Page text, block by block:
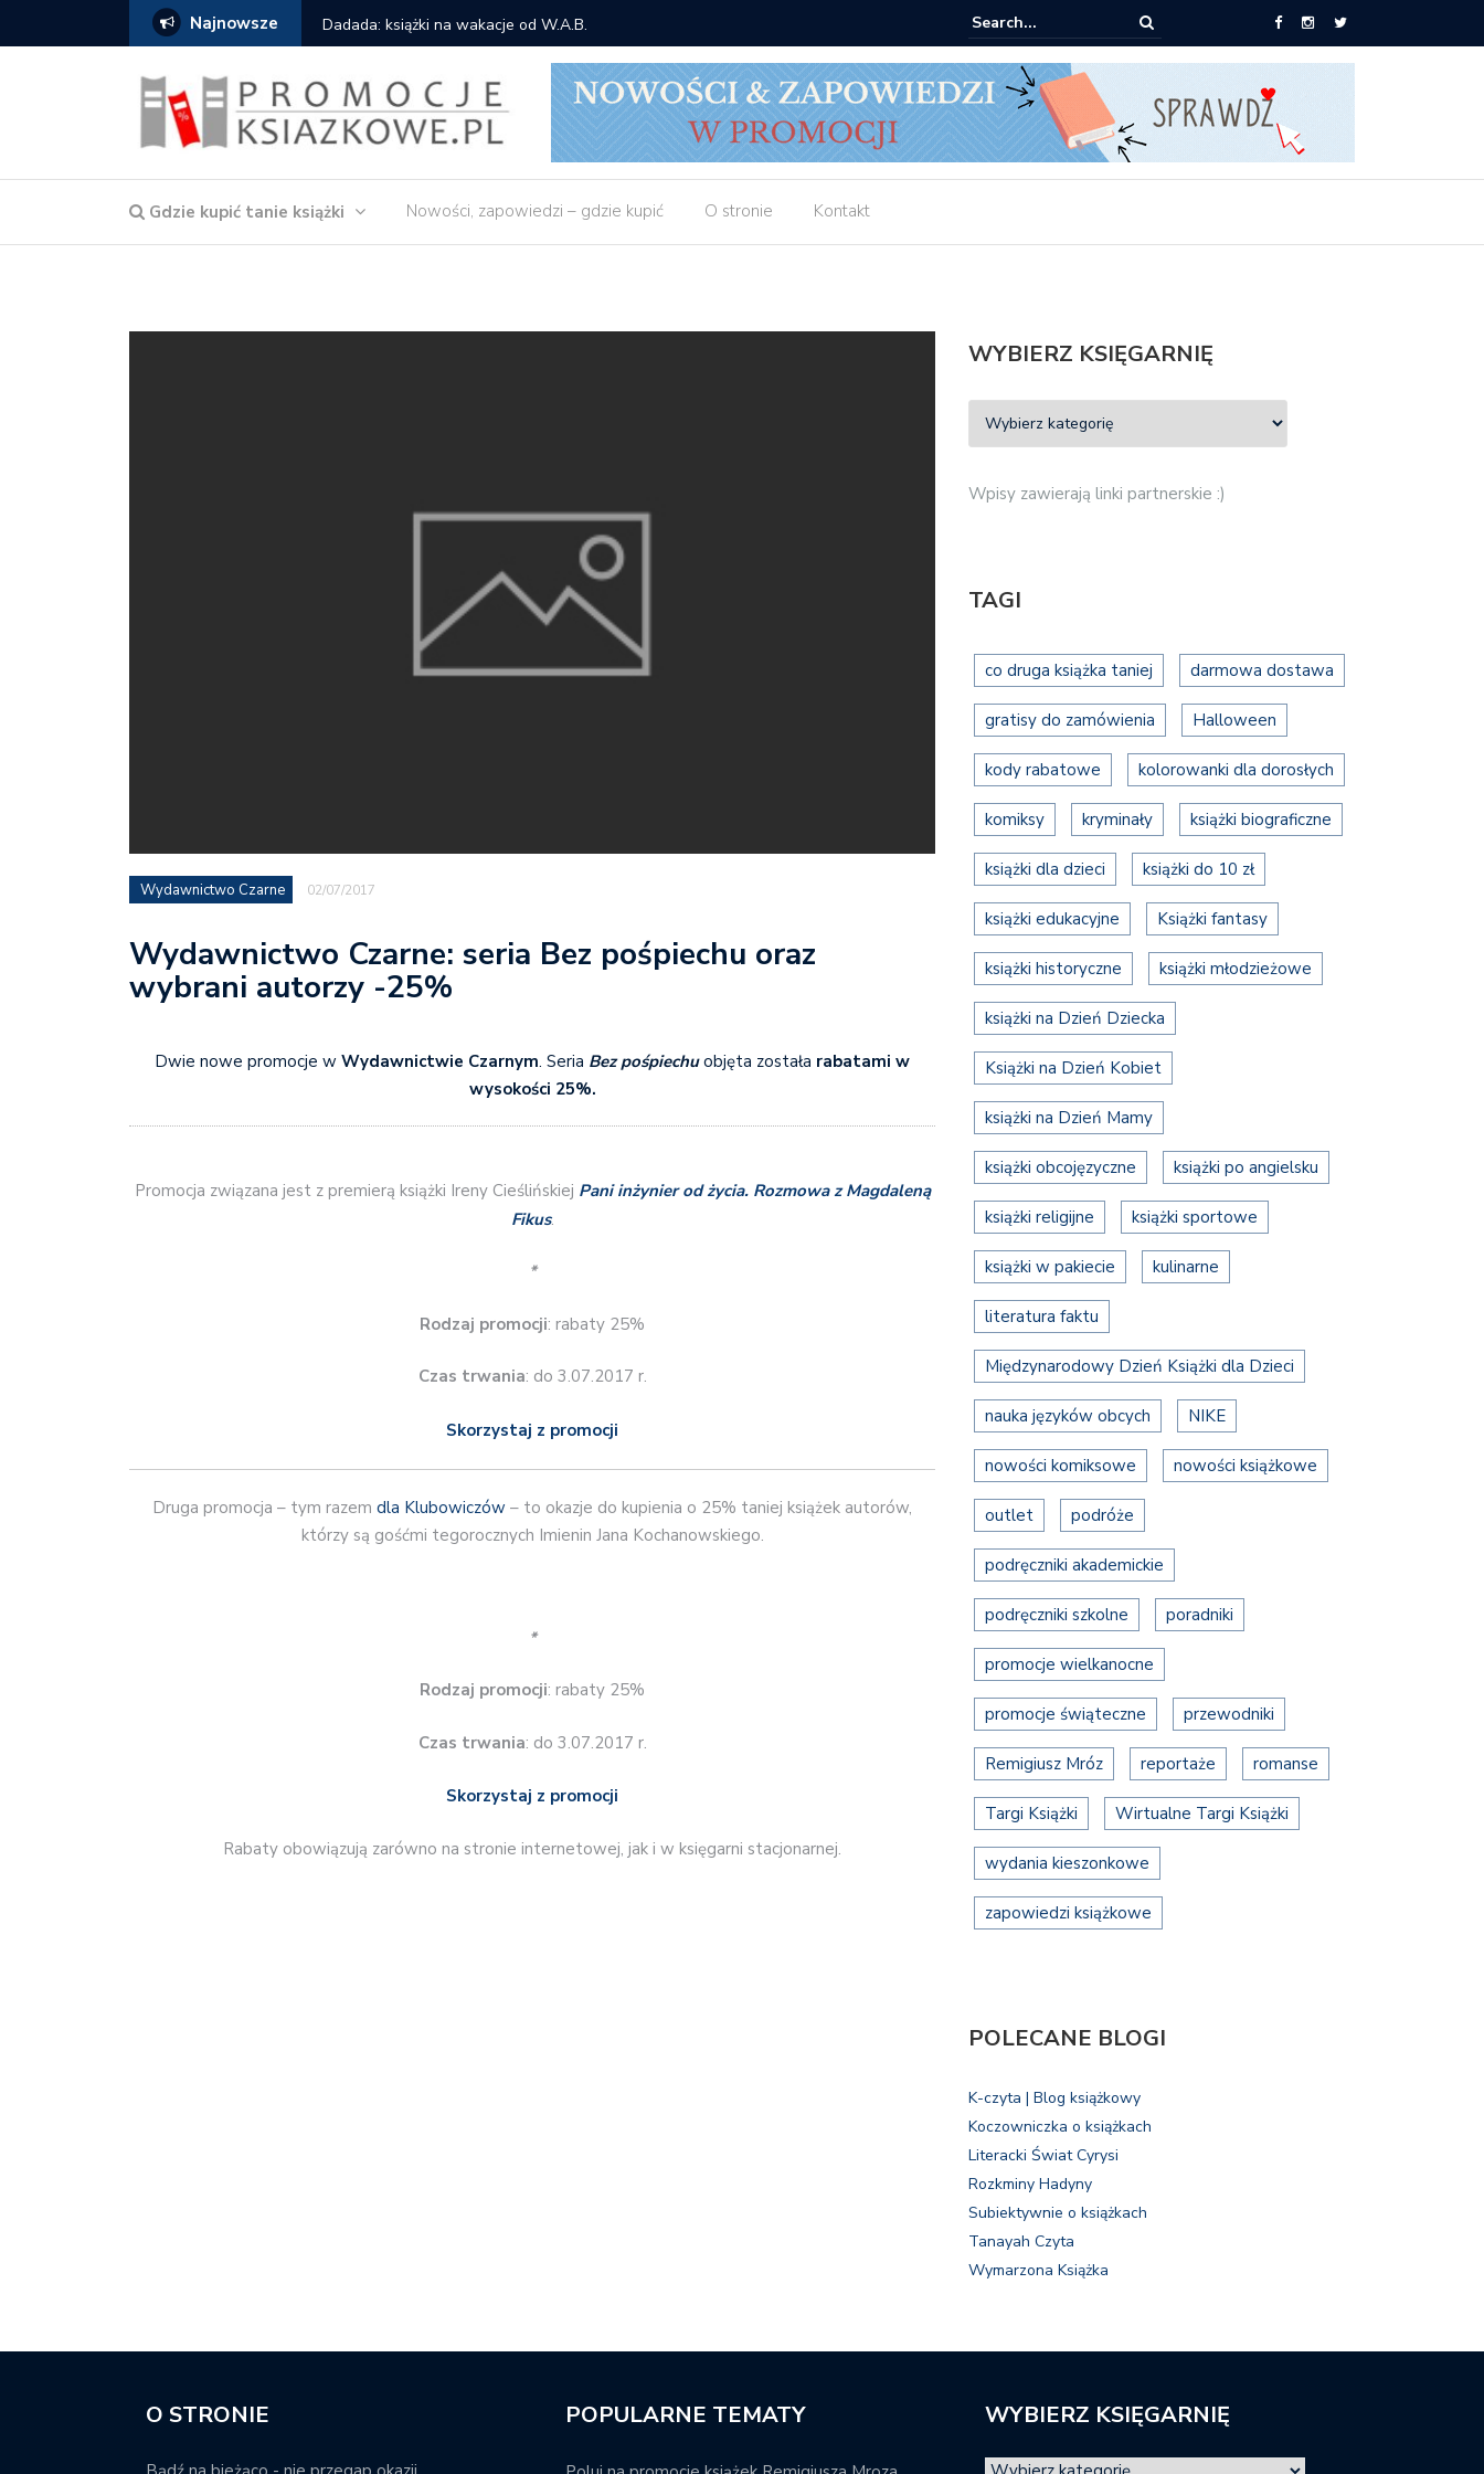
Najnowsze Dadada: książki na wakacje od W.A.B. Gdzie kupić: Mieczysław Gorzka – Copycat
Gdzie kupić tanie książki Nowości, zapowiedzi – gdzie kupić O stronie Kontakt
Wydawnictwo Czarne 02/07/2017
Wydawnictwo Czarne: seria Bez pośpiechu oraz
wybrani autorzy -25%
Dwie nowe promocje w Wydawnictwie Czarnym. Seria Bez pośpiechuobjęta została rabatami w
wysokości 25%.
Promocja związana jest z premierą książki Ireny Cieślińskiej Pani inżynier od życia. Rozmowa z Magdaleną
Fikus.
*
Rodzaj promocji: rabaty 25%
Czas trwania: do 3.07.2017 r.
Skorzystaj z promocji
Druga promocja – tym razem dla Klubowiczów – to okazje do kupienia o 25% taniej książek autorów,
którzy są gośćmi tegorocznych Imienin Jana Kochanowskiego.
*
Rodzaj promocji: rabaty 25%
Czas trwania: do 3.07.2017 r.
Skorzystaj z promocji
Rabaty obowiązują zarówno na stronie internetowej, jak i w księgarni stacjonarnej.
WYBIERZ KSIĘGARNIĘ
Wpisy zawierają linki partnerskie :)
TAGI
co druga książka taniej darmowa dostawa
gratisy do zamówienia Halloween
kody rabatowe kolorowanki dla dorosłych
komiksy kryminały książki biograficzne
książki dla dzieci książki do 10 zł
książki edukacyjne Książki fantasy
książki historyczne książki młodzieżowe
książki na Dzień Dziecka
Książki na Dzień Kobiet
książki na Dzień Mamy
książki obcojęzyczne książki po angielsku
książki religijne książki sportowe
książki w pakiecie kulinarne
literatura faktu
Międzynarodowy Dzień Książki dla Dzieci
nauka języków obcych NIKE
nowości komiksowe nowości książkowe
outlet podróże
podręczniki akademickie
podręczniki szkolne poradniki
promocje wielkanocne
promocje świąteczne przewodniki
Remigiusz Mróz reportaże romanse
Targi Książki Wirtualne Targi Książki
wydania kieszonkowe
zapowiedzi książkowe
POLECANE BLOGI
K-czyta | Blog książkowy
Koczowniczka o książkach
Literacki Świat Cyrysi
Rozkminy Hadyny
Subiektywnie o książkach
Tanayah Czyta
Wymarzona Książka
O STRONIE POPULARNE TEMATY WYBIERZ KSIĘGARNIĘ